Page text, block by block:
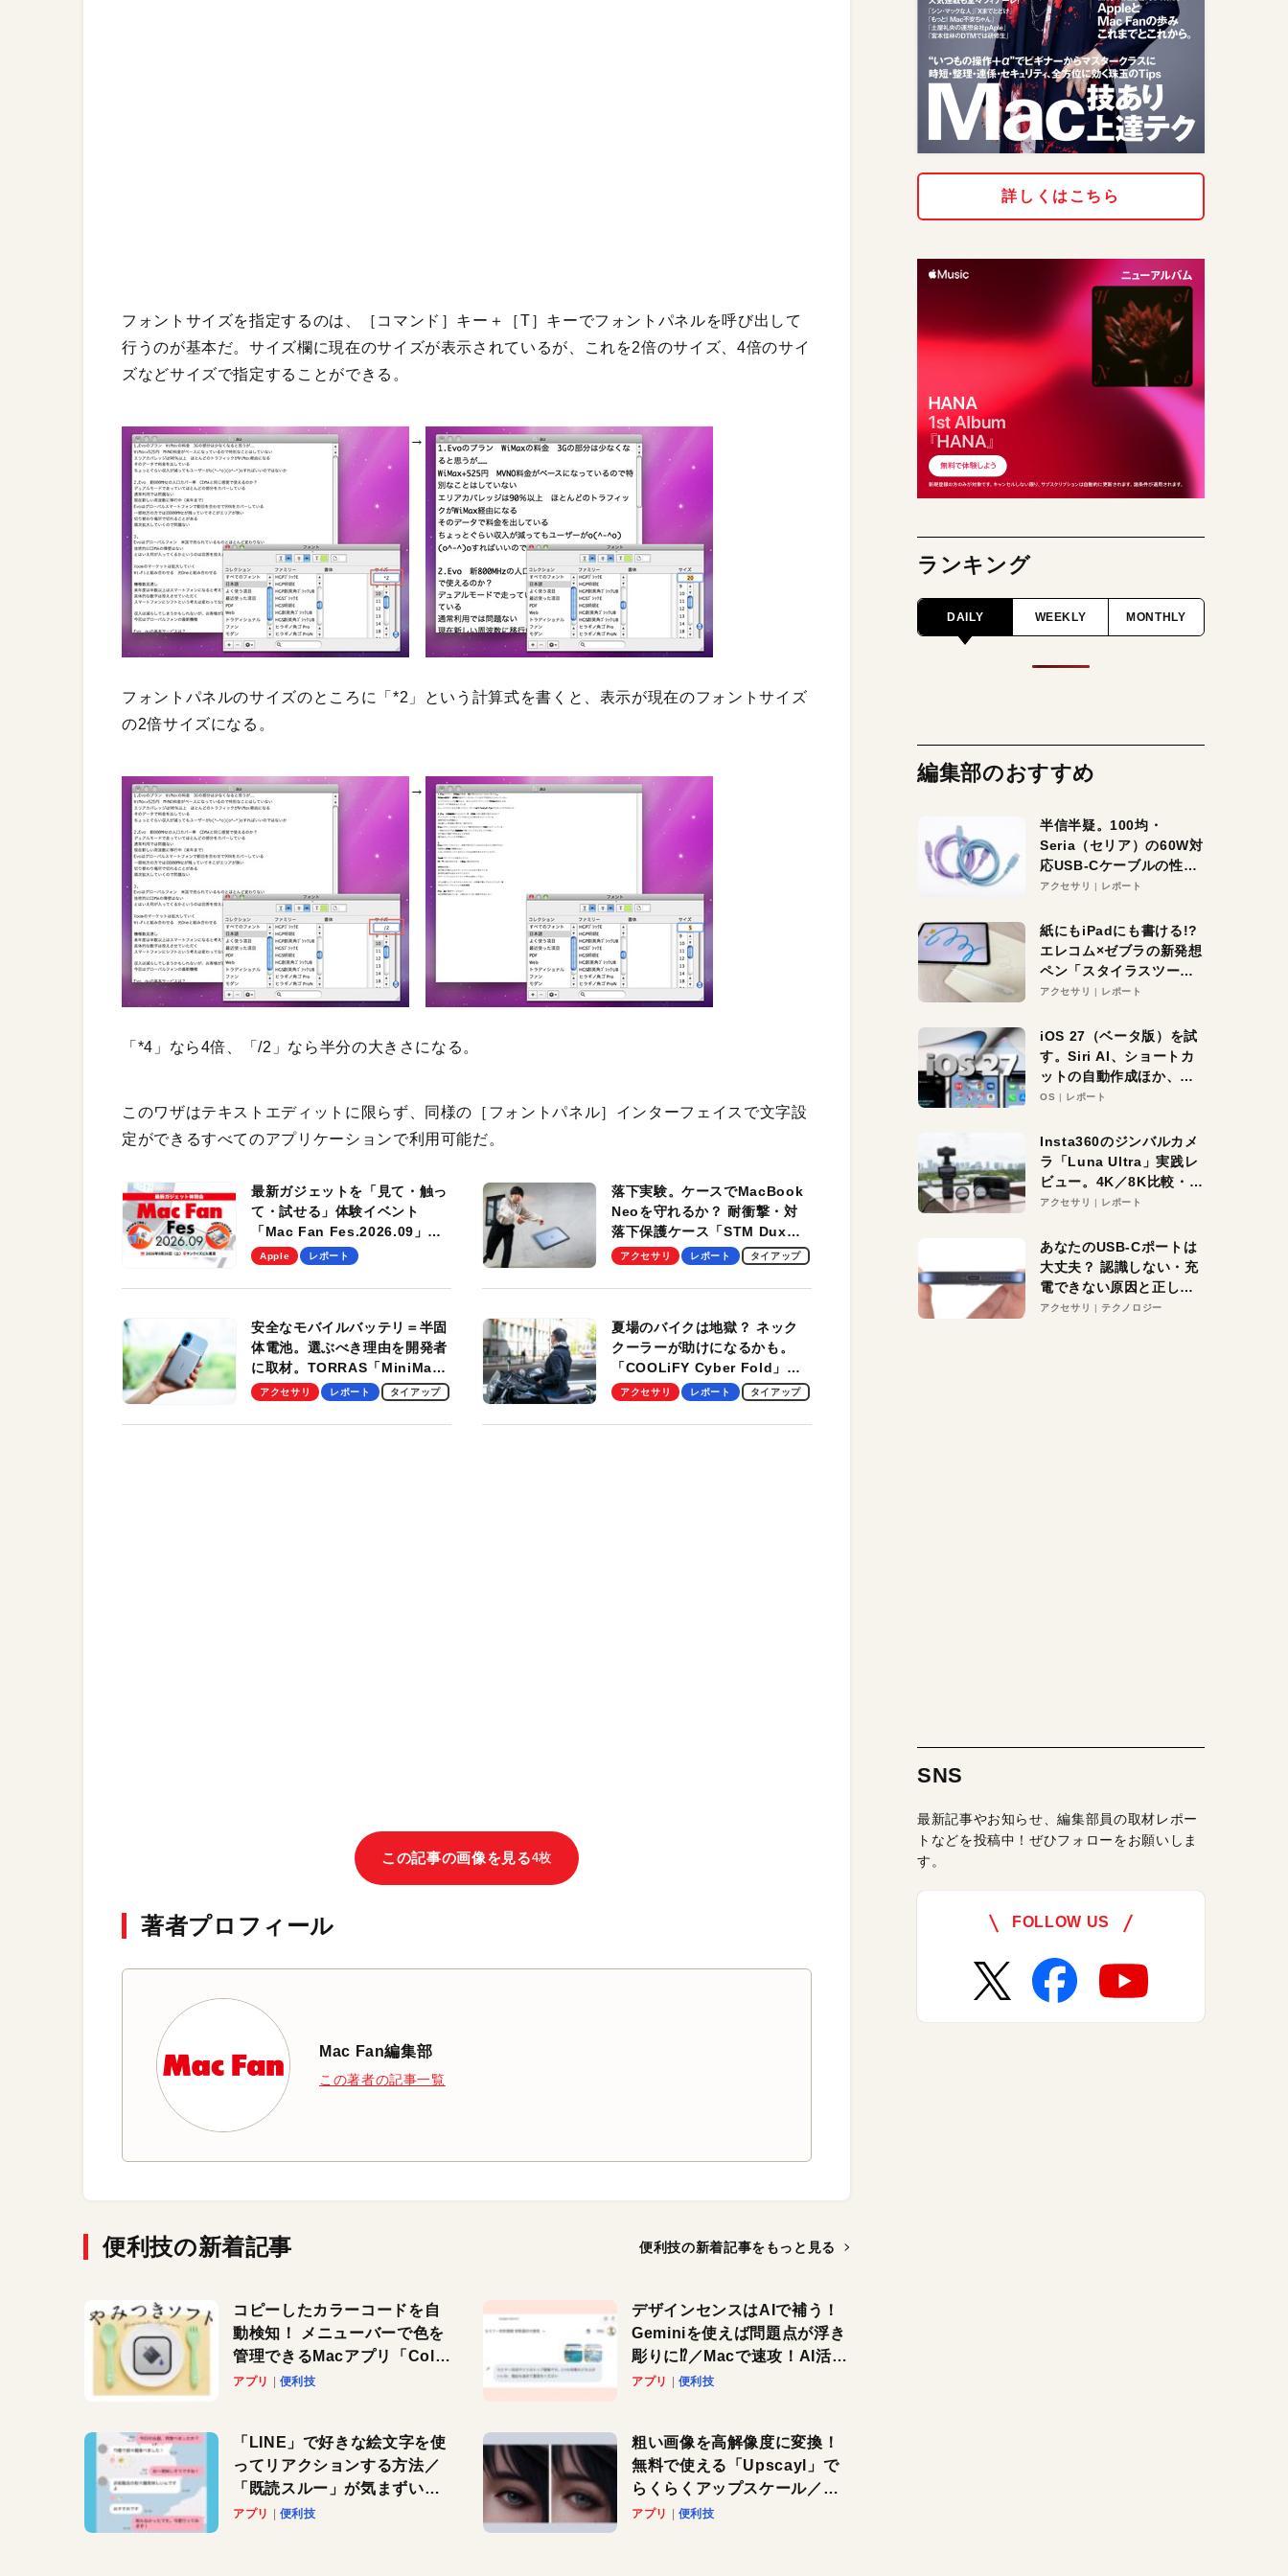
フォントサイズを指定するのは、［コマンド］キー＋［T］キーでフォントパネルを呼び出して
行うのが基本だ。サイズ欄に現在のサイズが表示されているが、これを2倍のサイズ、4倍のサイ
ズなどサイズで指定することができる。
→
フォントパネルのサイズのところに「*2」という計算式を書くと、表示が現在のフォントサイズ
の2倍サイズになる。
→
「*4」なら4倍、「/2」なら半分の大きさになる。
このワザはテキストエディットに限らず、同様の［フォントパネル］インターフェイスで文字設
定ができるすべてのアプリケーションで利用可能だ。
最新ガジェットを「見て・触っ
て・試せる」体験イベント
「Mac Fan Fes.2026.09」
を、9月26日（土）に開催しま
Apple レポート
落下実験。ケースでMacBook
Neoを守れるか？ 耐衝撃・対
落下保護ケース「STM Dux
Ultra」を検証。学生、ビジネ
適！
アクセサリ レポート タイアップ
安全なモバイルバッテリ＝半固
体電池。選ぶべき理由を開発者
に取材。TORRAS「MiniMag
Pro」の実機レビューも
アクセサリ レポート タイアップ
夏場のバイクは地獄？ ネック
クーラーが助けになるかも。
「COOLiFY Cyber Fold」レ
ビュー。冷却の速さ、密着する
性がグッド！
アクセサリ レポート タイアップ
この記事の画像を見る4枚
著者プロフィール
Mac Fan編集部
この著者の記事一覧
便利技の新着記事 便利技の新着記事をもっと見る
コピーしたカラーコードを自
動検知！ メニューバーで色を
管理できるMacアプリ「Color
Copy Bucket」
アプリ 便利技
デザインセンスはAIで補う！
Geminiを使えば問題点が浮き
彫りに⁉︎／Macで速攻！AI活用
テク
アプリ 便利技
「LINE」で好きな絵文字を使
ってリアクションする方法／
「既読スルー」が気まずいと
きに便利です！
アプリ 便利技
粗い画像を高解像度に変換！
無料で使える「Upscayl」で
らくらくアップスケール／
Macで速攻！AI活用テク
アプリ 便利技
詳しくはこちら
ランキング
DAILY WEEKLY MONTHLY
編集部のおすすめ
半信半疑。100均・
Seria（セリア）の60W対
応USB-Cケーブルの性能
を検証。超コスパの1本を
アクセサリ レポート
紙にもiPadにも書ける!?
エレコム×ゼブラの新発想
ペン「スタイラスツーウ
ェイ」レビュー。持ち替
アクセサリ レポート
iOS 27（ベータ版）を試
す。Siri AI、ショートカ
ットの自動作成ほか、期
待大の便利機能5選。
る未来はすぐそこ！
OS レポート
Insta360のジンバルカメ
ラ「Luna Ultra」実践レ
ビュー。4K／8K比較・ズ
ーム・夜間撮影をチェッ
アクセサリ レポート
あなたのUSB-Cポートは
大丈夫？ 認識しない・充
電できない原因と正しい
対策
アクセサリ テクノロジー
SNS
最新記事やお知らせ、編集部員の取材レポー
トなどを投稿中！ぜひフォローをお願いしま
す。
FOLLOW US